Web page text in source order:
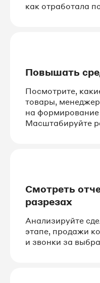
как отработала
Повышать
Посмотрите,
товары,
на формирование
Масштабируйте
Смотреть
разрезах
Анализируйте
этапе, продажи
и звонки за